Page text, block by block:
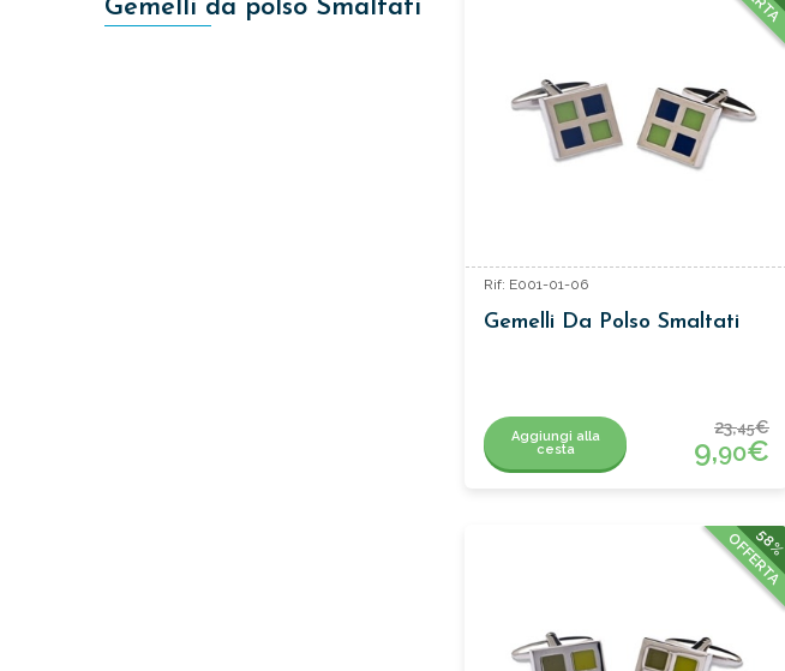
Gemelli da polso Smaltati
Rif: E001-01-06
Gemelli Da Polso Smaltati
Aggiungi alla
cesta
23,45€
9,90€
58%
OFFERTA